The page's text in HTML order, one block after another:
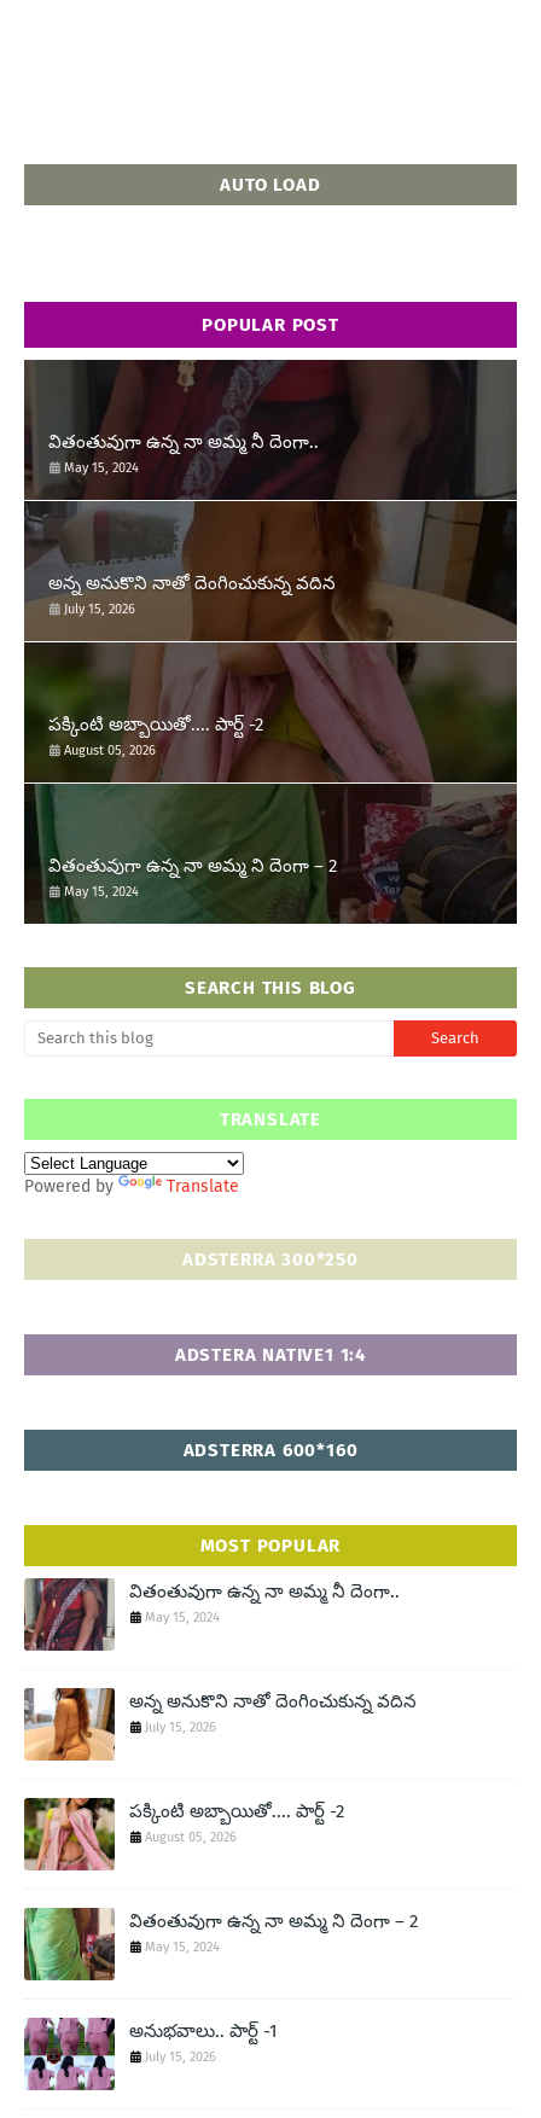
AUTO LOAD
POPULAR POST
వితంతువుగా ఉన్న నా అమ్మ నీ దెంగా..
May 15, 2024
అన్న అనుకొని నాతో దెంగించుకున్న వదిన
July 15, 2026
పక్కింటి అబ్బాయితో.... పార్ట్ -2
August 05, 2026
వితంతువుగా ఉన్న నా అమ్మ ని దెంగా – 2
May 15, 2024
SEARCH THIS BLOG
TRANSLATE
Powered by Translate
ADSTERRA 300*250
ADSTERA NATIVE1 1:4
ADSTERRA 600*160
MOST POPULAR
వితంతువుగా ఉన్న నా అమ్మ నీ దెంగా..
May 15, 2024
అన్న అనుకొని నాతో దెంగించుకున్న వదిన
July 15, 2026
పక్కింటి అబ్బాయితో.... పార్ట్ -2
August 05, 2026
వితంతువుగా ఉన్న నా అమ్మ ని దెంగా – 2
May 15, 2024
అనుభవాలు.. పార్ట్ -1
July 15, 2026